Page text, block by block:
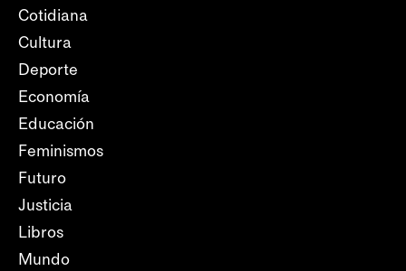
Cotidiana
Cultura
Deporte
Economía
Educación
Feminismos
Futuro
Justicia
Libros
Mundo